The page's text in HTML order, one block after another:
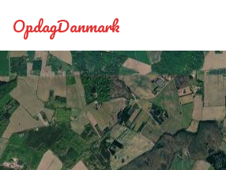
OpdagDanmark